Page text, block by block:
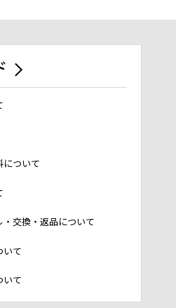
について
交換・返品について
いて
いて